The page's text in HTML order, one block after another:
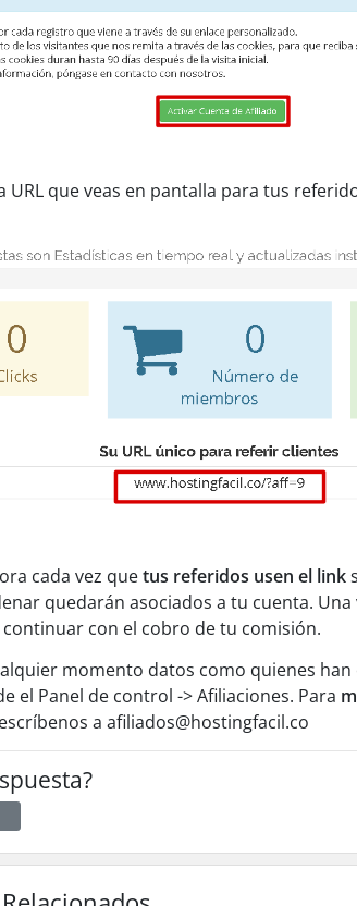
URL que veas en pantalla para tus
cada vez quetus referidos usen el link
quedarán asociados a tu cuenta.
con el cobro de tu comisión.
momento datos como quienes
el Panel de control -> Afiliaciones. Para
a afiliados@hostingfacil.co